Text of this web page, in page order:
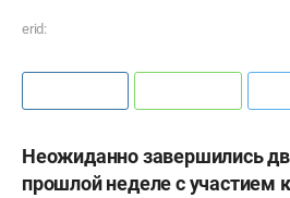
erid:
Неожиданно завершились
прошлой неделе с участием